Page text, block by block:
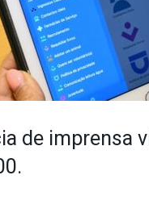
de imprensa